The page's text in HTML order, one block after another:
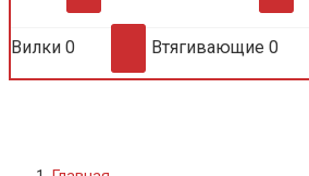
Вилки 0 Втягивающие 0